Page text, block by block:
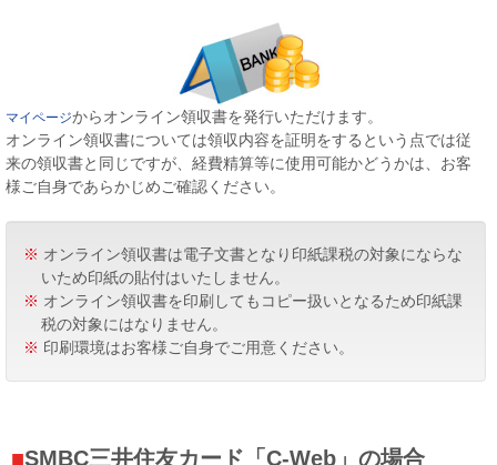
マイページからオンライン領収書を発行いただけます。
オンライン領収書については領収内容を証明をするという点では従
来の領収書と同じですが、経費精算等に使用可能かどうかは、お客
様ご自身であらかじめご確認ください。
※ オンライン領収書は電子文書となり印紙課税の対象にならな
いため印紙の貼付はいたしません。
※ オンライン領収書を印刷してもコピー扱いとなるため印紙課
税の対象にはなりません。
※ 印刷環境はお客様ご自身でご用意ください。
SMBC三井住友カード「C-Web」の場合